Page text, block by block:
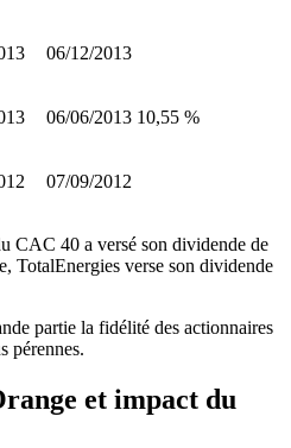
06/12/2013
06/06/2013 10,55 %
07/09/2012
CAC 40 a versé son dividende de
TotalEnergies verse son dividende
partie la fidélité des actionnaires
pérennes.
et impact du